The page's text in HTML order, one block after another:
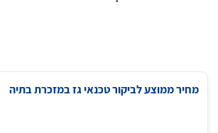
מחיר ממוצע לביקור טכנאי גז במזכרת בתיה